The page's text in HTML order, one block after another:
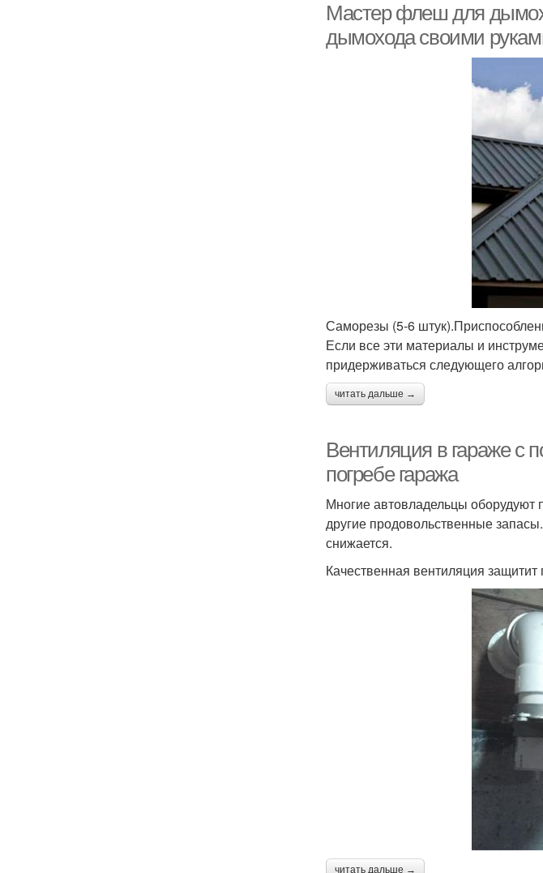
Мастер флеш для
дымохода своими
Саморезы (5-6
Если все эти материалы и
придерживаться следующего
читать дальше →
Вентиляция в гараже с
погребе гаража
Многие автовладельцы оборудуют
другие продовольственные
снижается.
Качественная вентиляция
читать дальше →